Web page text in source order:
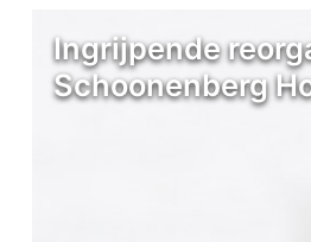
Ingrijpende
Schoonenberg